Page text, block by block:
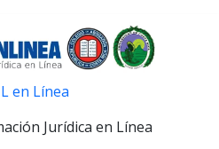
en Línea
Jurídica en Línea